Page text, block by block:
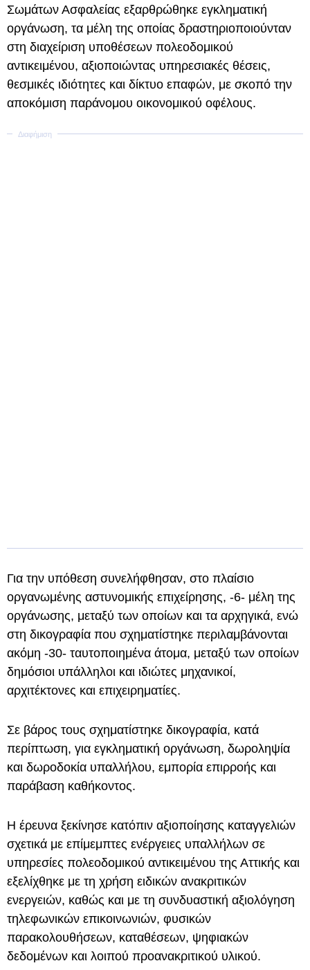
Σωμάτων Ασφαλείας εξαρθρώθηκε εγκληματική
οργάνωση, τα μέλη της οποίας δραστηριοποιούνταν
στη διαχείριση υποθέσεων πολεοδομικού
αντικειμένου, αξιοποιώντας υπηρεσιακές θέσεις,
θεσμικές ιδιότητες και δίκτυο επαφών, με σκοπό την
αποκόμιση παράνομου οικονομικού οφέλους.
Για την υπόθεση συνελήφθησαν, στο πλαίσιο
οργανωμένης αστυνομικής επιχείρησης, -6- μέλη της
οργάνωσης, μεταξύ των οποίων και τα αρχηγικά, ενώ
στη δικογραφία που σχηματίστηκε περιλαμβάνονται
ακόμη -30- ταυτοποιημένα άτομα, μεταξύ των οποίων
δημόσιοι υπάλληλοι και ιδιώτες μηχανικοί,
αρχιτέκτονες και επιχειρηματίες.
Σε βάρος τους σχηματίστηκε δικογραφία, κατά
περίπτωση, για εγκληματική οργάνωση, δωροληψία
και δωροδοκία υπαλλήλου, εμπορία επιρροής και
παράβαση καθήκοντος.
Η έρευνα ξεκίνησε κατόπιν αξιοποίησης καταγγελιών
σχετικά με επίμεμπτες ενέργειες υπαλλήλων σε
υπηρεσίες πολεοδομικού αντικειμένου της Αττικής και
εξελίχθηκε με τη χρήση ειδικών ανακριτικών
ενεργειών, καθώς και με τη συνδυαστική αξιολόγηση
τηλεφωνικών επικοινωνιών, φυσικών
παρακολουθήσεων, καταθέσεων, ψηφιακών
δεδομένων και λοιπού προανακριτικού υλικού.